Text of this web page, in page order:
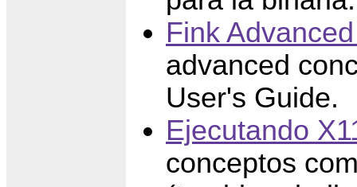
Fink
advanced
User's Guide.
Ejecutando
conceptos